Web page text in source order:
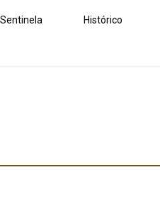
Histórico